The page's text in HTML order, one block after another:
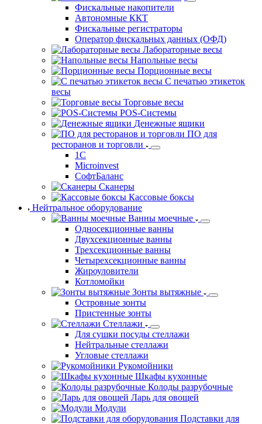
Вакуумные
упаковщики
Горячие столы
Запайщики
Матрицы для запайщиков лотков
Кассовое и весовое оборудование
Онлайн-кассы
Фискальные накопители
Фискальные регистраторы
Оператор фискальных данных (ОФД)
Лабораторные весы
Напольные весы
Порционные весы
С печатью этикеток весы
Торговые весы
POS-Системы
Денежные ящики
ПО для
ресторанов и торговли
1С
Microinvest
СофтБаланс
Сканеры
Кассовые боксы
Нейтральное оборудование
Односекционные ванны
Двухсекционные ванны
Трехсекционные ванны
Четырехсекционные ванны
Жироуловители
Котломойки
Зонты вытяжные
Островные зонты
Пристенные зонты
Стеллажи
Для сушки посуды стеллажи
Нейтральные стеллажи
Угловые стеллажи